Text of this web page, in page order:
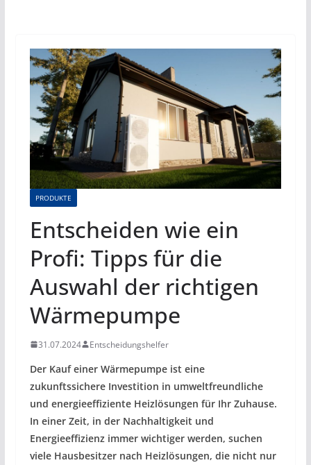
PRODUKTE
Entscheiden wie ein
Profi: Tipps für die
Auswahl der richtigen
Wärmepumpe
31.07.2024 Entscheidungshelfer
Der Kauf einer Wärmepumpe ist eine
zukunftssichere Investition in umweltfreundliche
und energieeffiziente Heizlösungen für Ihr Zuhause.
In einer Zeit, in der Nachhaltigkeit und
Energieeffizienz immer wichtiger werden, suchen
viele Hausbesitzer nach Heizlösungen, die nicht nur